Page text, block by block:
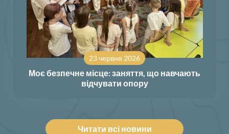
23 червня 2026
Моє безпечне місце: заняття, що навчають
відчувати опору
Читати всі новини